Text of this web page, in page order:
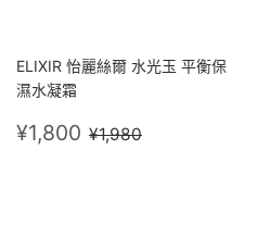
ELIXIR 怡麗絲爾 水光玉 平衡保
濕水凝霜
售
價
¥1,800 ¥1,800
定價
¥1,980